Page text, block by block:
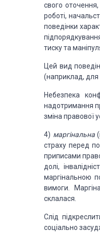
свого оточення,
роботі,
поведінки
тиску та
Цей вид
(наприклад, для
Небезпека
надотримання
зміна правової
4) маргінальна
страху перед
приписами
долі,
маргінальною
вимоги.
склалася.
Слід
соціально